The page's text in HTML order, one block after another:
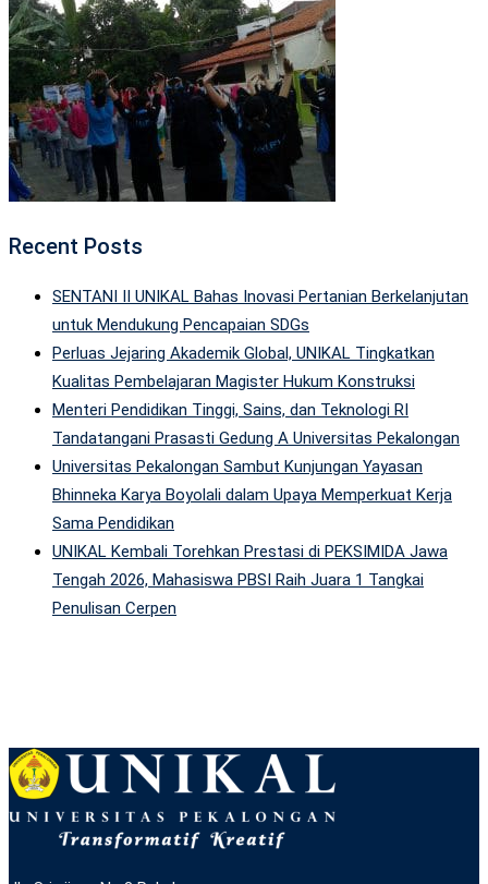
Recent Posts
SENTANI II UNIKAL Bahas Inovasi Pertanian Berkelanjutan
untuk Mendukung Pencapaian SDGs
Perluas Jejaring Akademik Global, UNIKAL Tingkatkan
Kualitas Pembelajaran Magister Hukum Konstruksi
Menteri Pendidikan Tinggi, Sains, dan Teknologi RI
Tandatangani Prasasti Gedung A Universitas Pekalongan
Universitas Pekalongan Sambut Kunjungan Yayasan
Bhinneka Karya Boyolali dalam Upaya Memperkuat Kerja
Sama Pendidikan
UNIKAL Kembali Torehkan Prestasi di PEKSIMIDA Jawa
Tengah 2026, Mahasiswa PBSI Raih Juara 1 Tangkai
Penulisan Cerpen